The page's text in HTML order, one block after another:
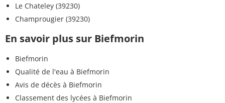
Le Chateley (39230)
Champrougier (39230)
En savoir plus sur Biefmorin
Biefmorin
Qualité de l'eau à Biefmorin
Avis de décès à Biefmorin
Classement des lycées à Biefmorin